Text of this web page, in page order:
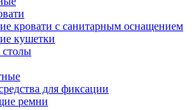
кровати с санитарным оснащением
кушетки
для фиксации
ремни